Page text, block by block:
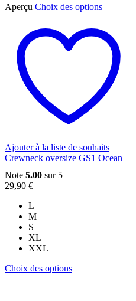
Aperçu Choix des optionsCe
plusieurs
variations.
Les
options
peuvent
être
choisies
du
produit
Ajouter à la liste de souhaits
Crewneck oversize GS1 Ocean
Note 5.00 sur 5
29,90 €
L
M
S
XL
XXL
Choix des optionsCe